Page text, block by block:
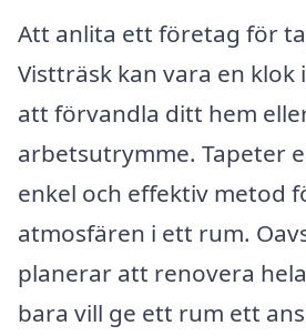
Att anlita ett företag för
Vistträsk kan vara en
att förvandla ditt hem
arbetsutrymme. Tapeter
enkel och effektiv metod
atmosfären i ett rum.
planerar att renovera
bara vill ge ett rum ett